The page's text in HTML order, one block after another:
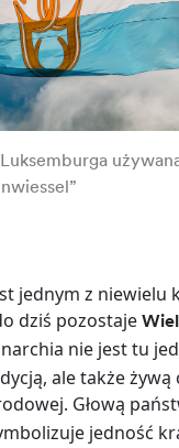
jednym z niewielu
dziś pozostaje
nie jest tu
ale także żywą
Głową
jedność